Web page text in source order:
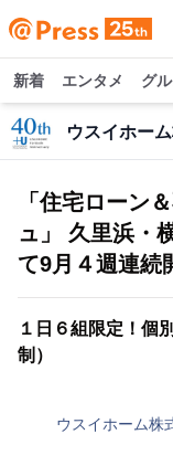
新着 エンタメ グ
ウスイホー
「住宅ローン
ュ」 久里浜・
て9月４週連続
１日６組限定！個
制）
ウスイホーム株